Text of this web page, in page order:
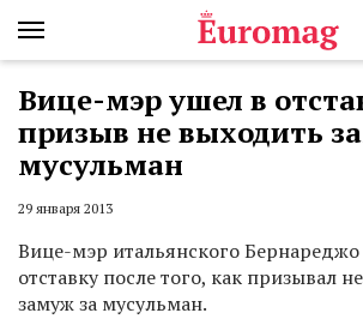
Вице-мэр ушел в
призыв не выходить
мусульман
29 января 2013
Вице-мэр итальянского
отставку после того, как призывал
замуж за мусульман.